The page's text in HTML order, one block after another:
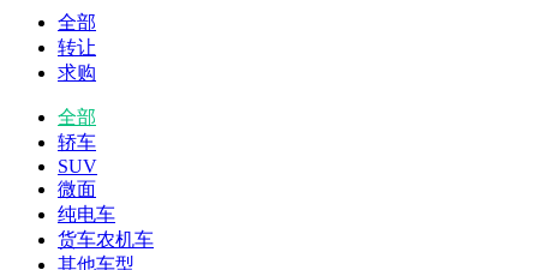
全部
转让
求购
全部
轿车
SUV
微面
纯电车
货车农机车
其他车型